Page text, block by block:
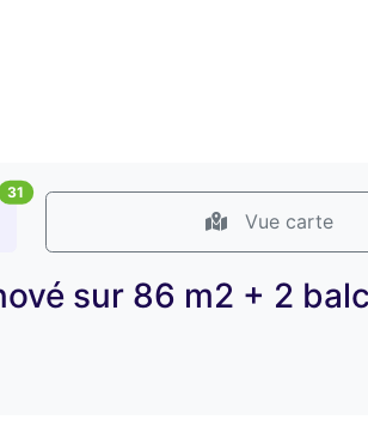
31
Vue carte
sur 86 m2 + 2